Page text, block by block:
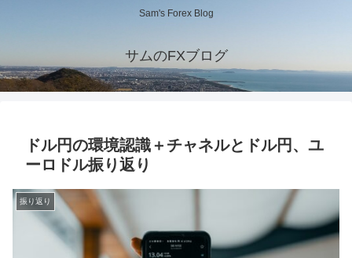
Sam's Forex Blog
サムのFXブログ
ドル円の環境認識＋チャネルとドル円、ユ
ーロドル振り返り
振り返り